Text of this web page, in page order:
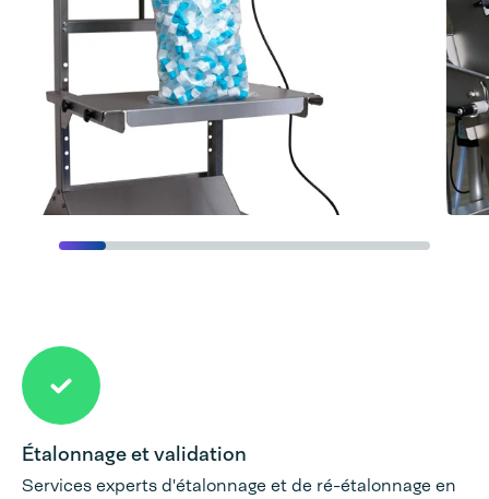
Étalonnage et validation
Services experts d'étalonnage et de ré-étalonnage en